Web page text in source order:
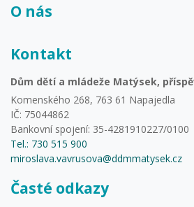
O nás
Kontakt
Dům dětí a mládeže Matýsek,
Komenského 268, 763 61 Napajedla
IČ: 75044862
Bankovní spojení: 35-4281910227/0100
Tel.: 730 515 900
miroslava.vavrusova@ddmmatysek.cz
Časté odkazy